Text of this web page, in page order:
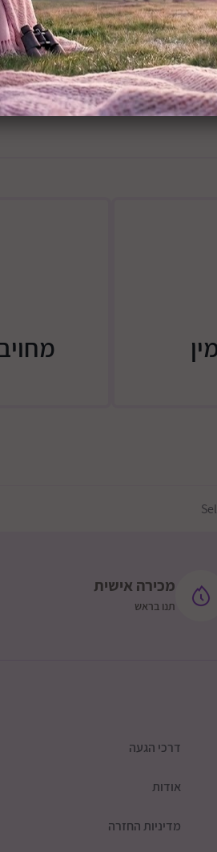
גם ביד אחת.
מבטיח נוחות מקסימלית לתינוק.
חגורות הבטיחות הרכות
מכירה אישית
תנו בראש
דרכי הגעה
אודות
מדיניות החזרה